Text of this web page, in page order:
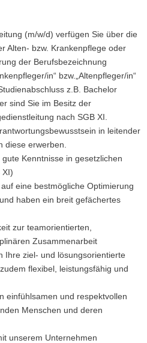
(m/w/d) verfügen Sie über die
Alten- bzw. Krankenpflege oder
der Berufsbezeichnung
in“ bzw.„Altenpfleger/in“
z.B. Bachelor
sind Sie im Besitz der
nach SGB XI.
in leitender
diese erwerben.
Kenntnisse in gesetzlichen
XI)
eine bestmögliche Optimierung
haben ein breit gefächertes
zur teamorientierten,
Zusammenarbeit
Ihre ziel- und lösungsorientierte
flexibel, leistungsfähig und
einfühlsamen und respektvollen
Menschen und deren
unserem Unternehmen